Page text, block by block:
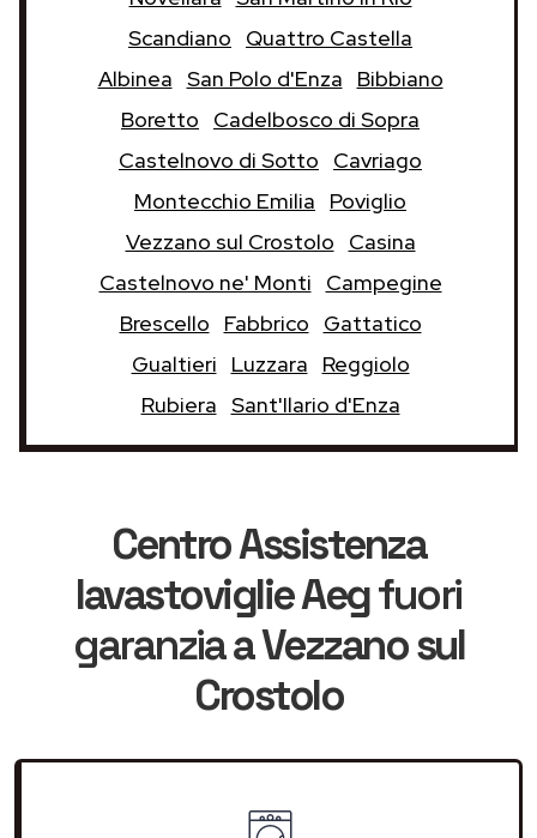
Scandiano
Quattro Castella
Albinea San Polo d'Enza
Bibbiano
Boretto
Cadelbosco di Sopra
Castelnovo di Sotto
Cavriago
Montecchio Emilia
Poviglio
Vezzano sul Crostolo
Casina
Castelnovo ne' Monti
Campegine
Brescello
Fabbrico
Gattatico
Gualtieri
Luzzara
Reggiolo
Rubiera Sant'Ilario d'Enza
Centro Assistenza
lavastoviglie Aegfuori
garanziaa Vezzano sul
Crostolo